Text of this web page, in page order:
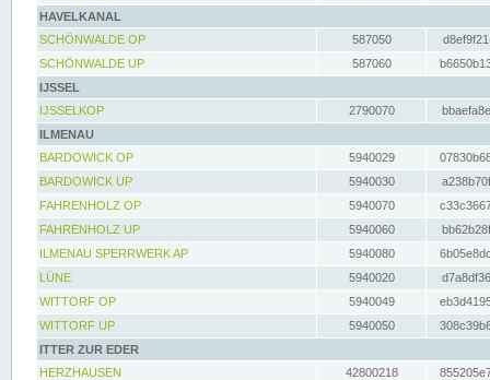
HAVELKANAL
SCHÖNWALDE OP
587050
SCHÖNWALDE UP
587060
IJSSEL
IJSSELKOP
2790070
ILMENAU
BARDOWICK OP
5940029
BARDOWICK UP
5940030
FAHRENHOLZ OP
5940070
FAHRENHOLZ UP
5940060
ILMENAU SPERRWERK AP
5940080
LÜNE
5940020
WITTORF OP
5940049
WITTORF UP
5940050
ITTER ZUR EDER
HERZHAUSEN
42800218